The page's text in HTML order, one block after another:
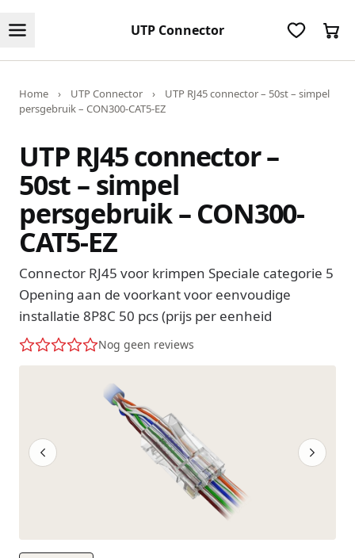
UTP Connector
Home › UTP Connector ›
UTP RJ45 connector – 50st – simpel
persgebruik – CON300-CAT5-EZ
UTP RJ45 connector –
50st – simpel
persgebruik – CON300-
CAT5-EZ
Connector RJ45 voor krimpen Speciale categorie 5
Opening aan de voorkant voor eenvoudige
installatie 8P8C 50 pcs (prijs per eenheid
Nog geen reviews